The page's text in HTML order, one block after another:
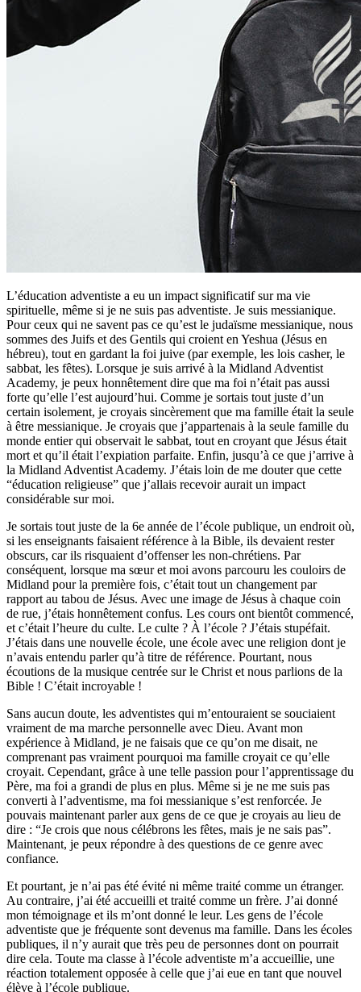
L’éducation adventiste a eu un impact significatif sur ma vie
spirituelle, même si je ne suis pas adventiste. Je suis messianique.
Pour ceux qui ne savent pas ce qu’est le judaïsme messianique, nous
sommes des Juifs et des Gentils qui croient en Yeshua (Jésus en
hébreu), tout en gardant la foi juive (par exemple, les lois casher, le
sabbat, les fêtes). Lorsque je suis arrivé à la Midland Adventist
Academy, je peux honnêtement dire que ma foi n’était pas aussi
forte qu’elle l’est aujourd’hui. Comme je sortais tout juste d’un
certain isolement, je croyais sincèrement que ma famille était la seule
à être messianique. Je croyais que j’appartenais à la seule famille du
monde entier qui observait le sabbat, tout en croyant que Jésus était
mort et qu’il était l’expiation parfaite. Enfin, jusqu’à ce que j’arrive à
la Midland Adventist Academy. J’étais loin de me douter que cette
“éducation religieuse” que j’allais recevoir aurait un impact
considérable sur moi.
Je sortais tout juste de la 6e année de l’école publique, un endroit où,
si les enseignants faisaient référence à la Bible, ils devaient rester
obscurs, car ils risquaient d’offenser les non-chrétiens. Par
conséquent, lorsque ma sœur et moi avons parcouru les couloirs de
Midland pour la première fois, c’était tout un changement par
rapport au tabou de Jésus. Avec une image de Jésus à chaque coin
de rue, j’étais honnêtement confus. Les cours ont bientôt commencé,
et c’était l’heure du culte. Le culte ? À l’école ? J’étais stupéfait.
J’étais dans une nouvelle école, une école avec une religion dont je
n’avais entendu parler qu’à titre de référence. Pourtant, nous
écoutions de la musique centrée sur le Christ et nous parlions de la
Bible ! C’était incroyable !
Sans aucun doute, les adventistes qui m’entouraient se souciaient
vraiment de ma marche personnelle avec Dieu. Avant mon
expérience à Midland, je ne faisais que ce qu’on me disait, ne
comprenant pas vraiment pourquoi ma famille croyait ce qu’elle
croyait. Cependant, grâce à une telle passion pour l’apprentissage du
Père, ma foi a grandi de plus en plus. Même si je ne me suis pas
converti à l’adventisme, ma foi messianique s’est renforcée. Je
pouvais maintenant parler aux gens de ce que je croyais au lieu de
dire : “Je crois que nous célébrons les fêtes, mais je ne sais pas”.
Maintenant, je peux répondre à des questions de ce genre avec
confiance.
Et pourtant, je n’ai pas été évité ni même traité comme un étranger.
Au contraire, j’ai été accueilli et traité comme un frère. J’ai donné
mon témoignage et ils m’ont donné le leur. Les gens de l’école
adventiste que je fréquente sont devenus ma famille. Dans les écoles
publiques, il n’y aurait que très peu de personnes dont on pourrait
dire cela. Toute ma classe à l’école adventiste m’a accueillie, une
réaction totalement opposée à celle que j’ai eue en tant que nouvel
élève à l’école publique.